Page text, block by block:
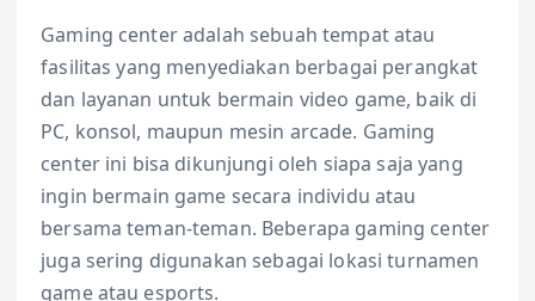
Gaming center adalah sebuah tempat atau
fasilitas yang menyediakan berbagai perangkat
dan layanan untuk bermain video game, baik di
PC, konsol, maupun mesin arcade. Gaming
center ini bisa dikunjungi oleh siapa saja yang
ingin bermain game secara individu atau
bersama teman-teman. Beberapa gaming center
juga sering digunakan sebagai lokasi turnamen
game atau esports.